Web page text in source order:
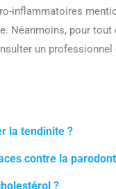
inflammatoires
Néanmoins, pour
un
la tendinite ?
contre la
?